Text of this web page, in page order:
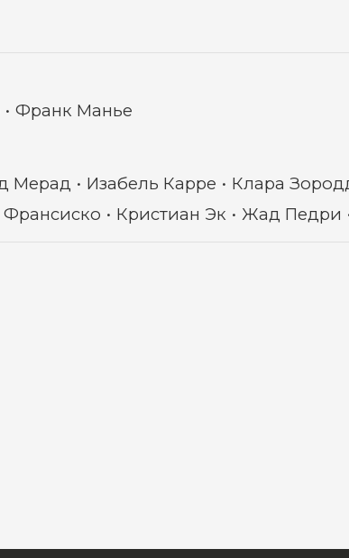
Франк Манье
Мерад Изабель Карре Клара
Кристиан Эк Жад Педри